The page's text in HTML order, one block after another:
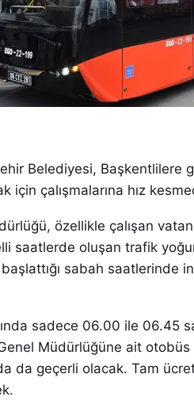
Belediyesi, Başkentlilere
için çalışmalarına hız
özellikle çalışan
saatlerde oluşan trafik
sabah saatlerinde
sadece 06.00 ile 06.45
Müdürlüğüne ait
da geçerli olacak. Tam